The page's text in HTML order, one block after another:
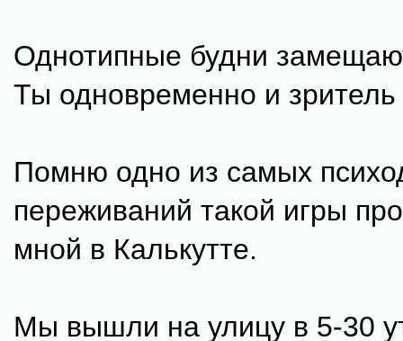
Однотипные будни
Ты одновременно и зритель
Помню одно из самых
переживаний такой игры
мной в Калькутте.
Мы вышли на улицу в 5-30